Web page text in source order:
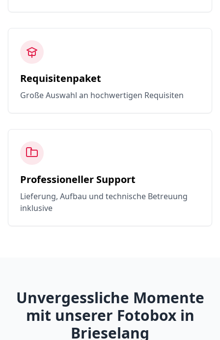
Requisitenpaket
Große Auswahl an hochwertigen Requisiten
Professioneller Support
Lieferung, Aufbau und technische Betreuung
inklusive
Unvergessliche Momente
mit unserer Fotobox in
Brieselang